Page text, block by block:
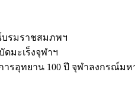
รมราชสมภพฯ
มะเร็งจุฬาฯ
ารอุทยาน 100 ปี จุฬาลงกรณ์มห